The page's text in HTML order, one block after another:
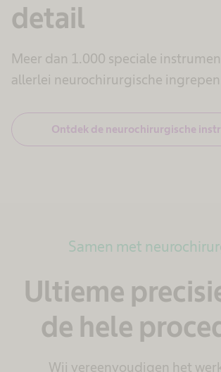
detail
Meer dan 1.000 speciale
allerlei neurochirurgische
Ontdek de neurochirurgische
Samen met
Ultieme
de hele
Wij vereenvoudigen het